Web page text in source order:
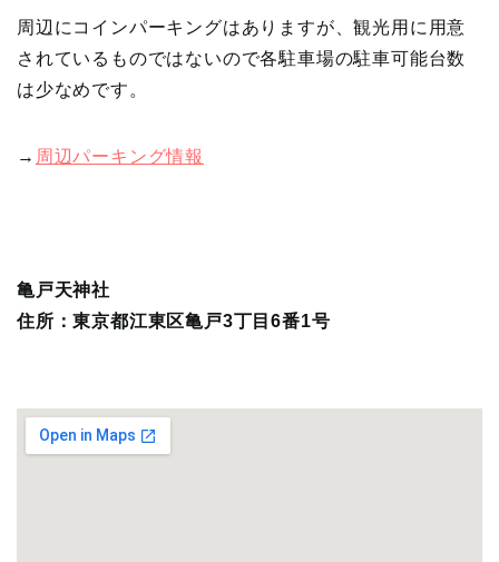
周辺にコインパーキングはありますが、観光用に用意
されているものではないので各駐車場の駐車可能台数
は少なめです。
→ 周辺パーキング情報
亀戸天神社
住所：東京都江東区亀戸3丁目6番1号